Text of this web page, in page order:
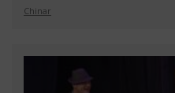
Chinar